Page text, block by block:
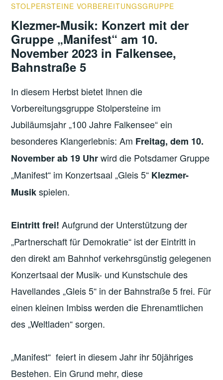
STOLPERSTEINE VORBEREITUNGSGRUPPE
Klezmer-Musik: Konzert mit der
Gruppe „Manifest“ am 10.
November 2023 in Falkensee,
Bahnstraße 5
In diesem Herbst bietet Ihnen die
Vorbereitungsgruppe Stolpersteine im
Jubiläumsjahr „100 Jahre Falkensee“ ein
besonderes Klangerlebnis: Am Freitag, dem 10.
November ab 19 Uhrwird die Potsdamer Gruppe
„Manifest“ im Konzertsaal „Gleis 5“ Klezmer-
Musikspielen.
Eintritt frei! Aufgrund der Unterstützung der
„Partnerschaft für Demokratie“ ist der Eintritt in
den direkt am Bahnhof verkehrsgünstig gelegenen
Konzertsaal der Musik- und Kunstschule des
Havellandes „Gleis 5“ in der Bahnstraße 5 frei. Für
einen kleinen Imbiss werden die Ehrenamtlichen
des „Weltladen“ sorgen.
„Manifest“ feiert in diesem Jahr ihr 50jähriges
Bestehen. Ein Grund mehr, diese